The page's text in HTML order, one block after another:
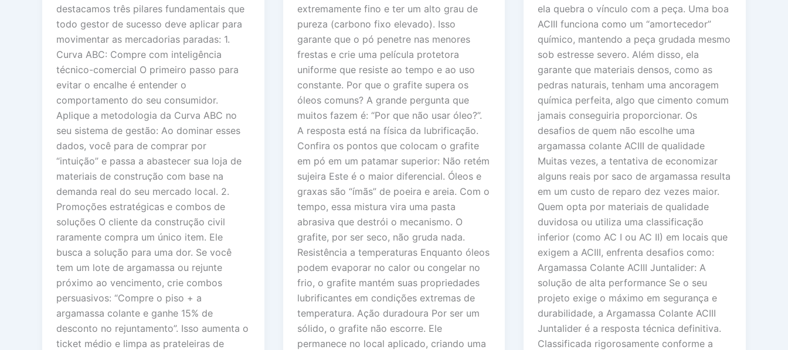
destacamos três pilares fundamentais que
todo gestor de sucesso deve aplicar para
movimentar as mercadorias paradas: 1.
Curva ABC: Compre com inteligência
técnico-comercial O primeiro passo para
evitar o encalhe é entender o
comportamento do seu consumidor.
Aplique a metodologia da Curva ABC no
seu sistema de gestão: Ao dominar esses
dados, você para de comprar por
“intuição” e passa a abastecer sua loja de
materiais de construção com base na
demanda real do seu mercado local. 2.
Promoções estratégicas e combos de
soluções O cliente da construção civil
raramente compra um único item. Ele
busca a solução para uma dor. Se você
tem um lote de argamassa ou rejunte
próximo ao vencimento, crie combos
persuasivos: “Compre o piso + a
argamassa colante e ganhe 15% de
desconto no rejuntamento”. Isso aumenta o
ticket médio e limpa as prateleiras de
extremamente fino e ter um alto grau de
pureza (carbono fixo elevado). Isso
garante que o pó penetre nas menores
frestas e crie uma película protetora
uniforme que resiste ao tempo e ao uso
constante. Por que o grafite supera os
óleos comuns? A grande pergunta que
muitos fazem é: “Por que não usar óleo?”.
A resposta está na física da lubrificação.
Confira os pontos que colocam o grafite
em pó em um patamar superior: Não retém
sujeira Este é o maior diferencial. Óleos e
graxas são “ímãs” de poeira e areia. Com o
tempo, essa mistura vira uma pasta
abrasiva que destrói o mecanismo. O
grafite, por ser seco, não gruda nada.
Resistência a temperaturas Enquanto óleos
podem evaporar no calor ou congelar no
frio, o grafite mantém suas propriedades
lubrificantes em condições extremas de
temperatura. Ação duradoura Por ser um
sólido, o grafite não escorre. Ele
permanece no local aplicado, criando uma
ela quebra o vínculo com a peça. Uma boa
ACIII funciona como um “amortecedor”
químico, mantendo a peça grudada mesmo
sob estresse severo. Além disso, ela
garante que materiais densos, como as
pedras naturais, tenham uma ancoragem
química perfeita, algo que cimento comum
jamais conseguiria proporcionar. Os
desafios de quem não escolhe uma
argamassa colante ACIII de qualidade
Muitas vezes, a tentativa de economizar
alguns reais por saco de argamassa resulta
em um custo de reparo dez vezes maior.
Quem opta por materiais de qualidade
duvidosa ou utiliza uma classificação
inferior (como AC I ou AC II) em locais que
exigem a ACIII, enfrenta desafios como:
Argamassa Colante ACIII Juntalider: A
solução de alta performance Se o seu
projeto exige o máximo em segurança e
durabilidade, a Argamassa Colante ACIII
Juntalider é a resposta técnica definitiva.
Classificada rigorosamente conforme a